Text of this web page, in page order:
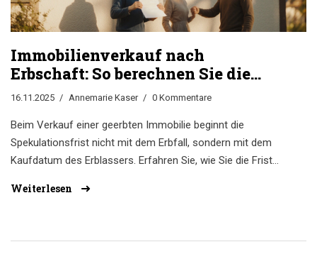
Immobilienverkauf nach
Erbschaft: So berechnen Sie die
Spekulationsfrist richtig
16.11.2025 Annemarie Kaser 0 Kommentare
Beim Verkauf einer geerbten Immobilie beginnt die
Spekulationsfrist nicht mit dem Erbfall, sondern mit dem
Kaufdatum des Erblassers. Erfahren Sie, wie Sie die Frist
vermeiden.
Weiterlesen